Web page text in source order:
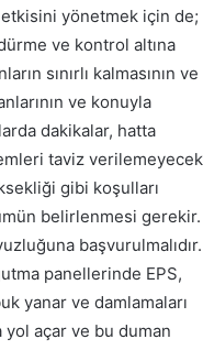
etkisini yönetmek için de;
ve kontrol altına
sınırlı kalmasının ve
ve konuyla
dakikalar, hatta
taviz verilemeyecek
gibi koşulları
belirlenmesi gerekir.
başvurulmalıdır.
panellerinde EPS,
yanar ve damlamaları
yol açar ve bu duman